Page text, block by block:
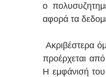
ο
αφορά τα
Ακριβέστερα
προέρχεται
Η εμφάνισή